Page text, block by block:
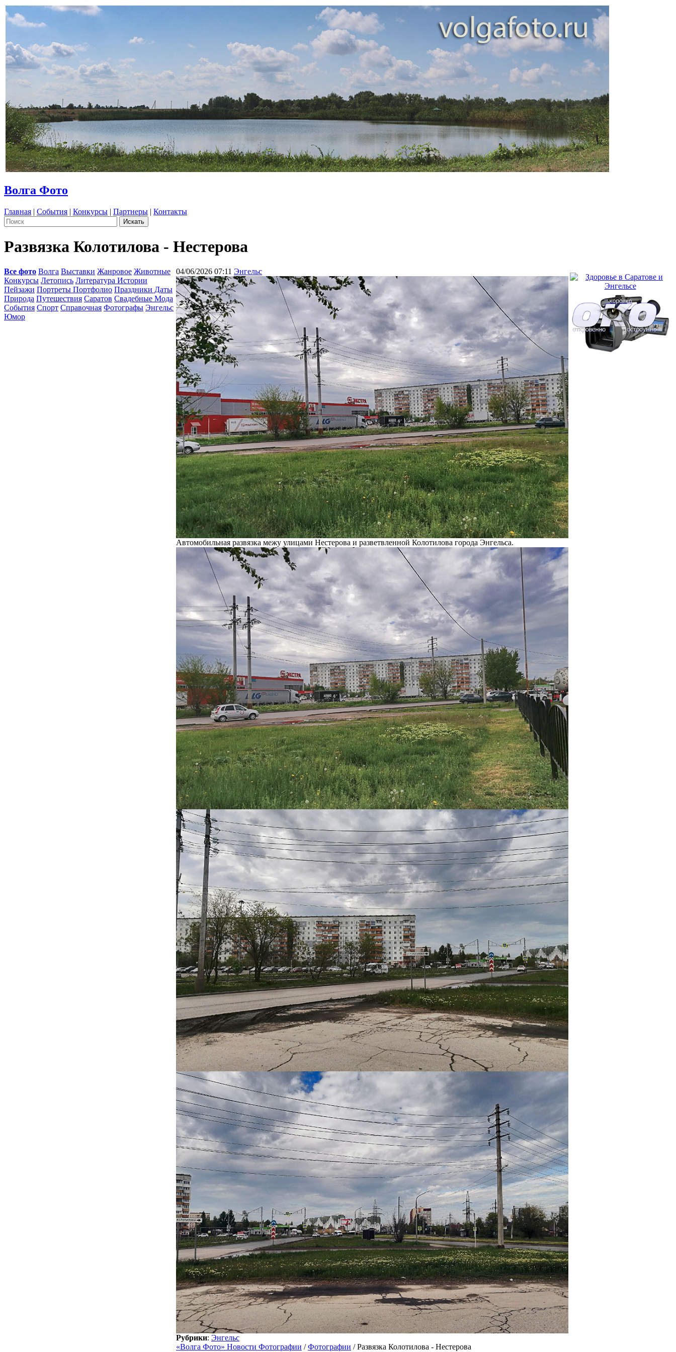
Волга Фото
Главная | События | Конкурсы | Партнеры | Контакты
Развязка Колотилова - Нестерова
Все фото Волга Выставки Жанровое Животные
Конкурсы Летопись Литература Истории
Пейзажи Портреты Портфолио Праздники Даты
Природа Путешествия Саратов Свадебные Мода
События Спорт Справочная Фотографы Энгельс
Юмор
04/06/2026 07:11 Энгельс
Автомобильная развязка межу улицами Нестерова и разветвленной Колотилова города Энгельса.
Рубрики: Энгельс
«Волга Фото» Новости Фотографии /Фотографии / Развязка Колотилова - Нестерова